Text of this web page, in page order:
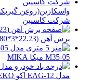
شرکت کاسپین
برش آهن (22.23*3*180) برند اکو EKO
M35-05 میکا MIKA
مدل EAG-12 اکو EKO